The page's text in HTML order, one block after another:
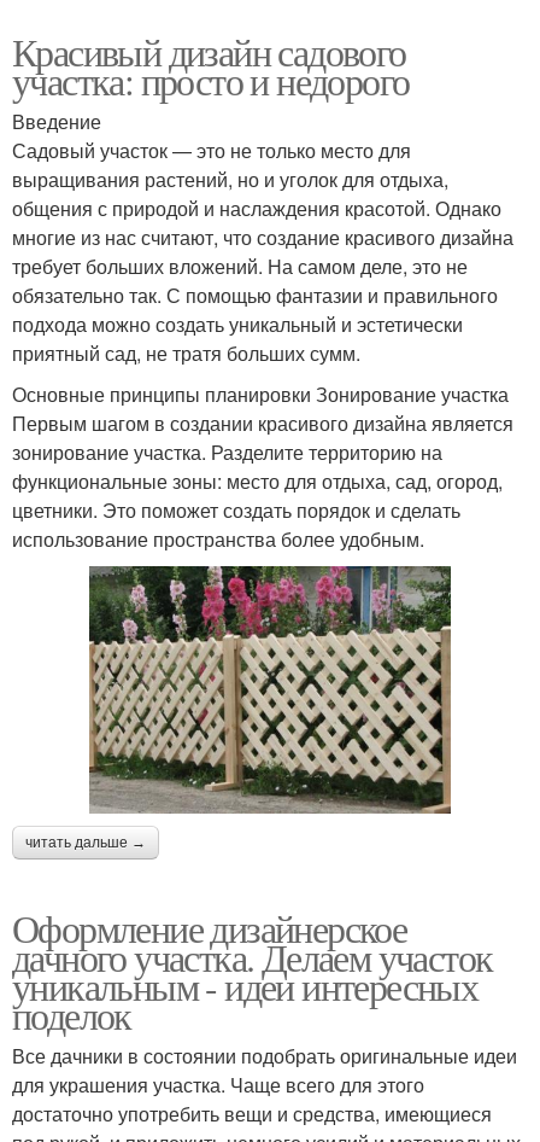
Красивый дизайн садового
участка: просто и недорого
Введение
Садовый участок — это не только место для
выращивания растений, но и уголок для отдыха,
общения с природой и наслаждения красотой. Однако
многие из нас считают, что создание красивого дизайна
требует больших вложений. На самом деле, это не
обязательно так. С помощью фантазии и правильного
подхода можно создать уникальный и эстетически
приятный сад, не тратя больших сумм.
Основные принципы планировки Зонирование участка
Первым шагом в создании красивого дизайна является
зонирование участка. Разделите территорию на
функциональные зоны: место для отдыха, сад, огород,
цветники. Это поможет создать порядок и сделать
использование пространства более удобным.
читать дальше →
Оформление дизайнерское
дачного участка. Делаем участок
уникальным - идеи интересных
поделок
Все дачники в состоянии подобрать оригинальные идеи
для украшения участка. Чаще всего для этого
достаточно употребить вещи и средства, имеющиеся